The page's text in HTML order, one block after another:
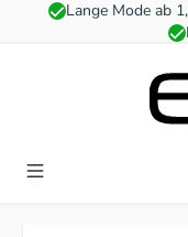
Zum Hauptinhalt springen
Lange Mode ab